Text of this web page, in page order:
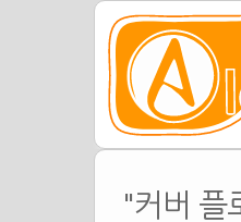
"커버 플